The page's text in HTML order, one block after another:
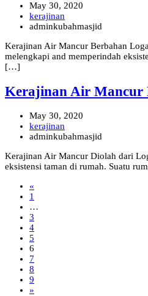
May 30, 2020
kerajinan
adminkubahmasjid
Kerajinan Air Mancur Berbahan
melengkapi and memperindah
[…]
Kerajinan Air Mancur
May 30, 2020
kerajinan
adminkubahmasjid
Kerajinan Air Mancur Diolah dari
eksistensi taman di rumah. Suatu
«
1
…
3
4
5
6
7
8
9
»